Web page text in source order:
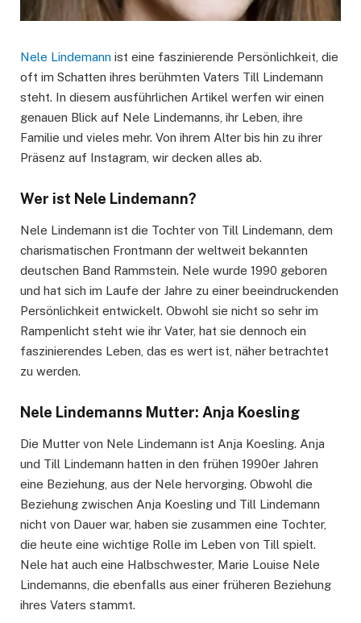
Nele Lindemann ist eine faszinierende Persönlichkeit, die
oft im Schatten ihres berühmten Vaters Till Lindemann
steht. In diesem ausführlichen Artikel werfen wir einen
genauen Blick auf Nele Lindemanns, ihr Leben, ihre
Familie und vieles mehr. Von ihrem Alter bis hin zu ihrer
Präsenz auf Instagram, wir decken alles ab.
Wer ist Nele Lindemann?
Nele Lindemann ist die Tochter von Till Lindemann, dem
charismatischen Frontmann der weltweit bekannten
deutschen Band Rammstein. Nele wurde 1990 geboren
und hat sich im Laufe der Jahre zu einer beeindruckenden
Persönlichkeit entwickelt. Obwohl sie nicht so sehr im
Rampenlicht steht wie ihr Vater, hat sie dennoch ein
faszinierendes Leben, das es wert ist, näher betrachtet
zu werden.
Nele Lindemanns Mutter: Anja Koesling
Die Mutter von Nele Lindemann ist Anja Koesling. Anja
und Till Lindemann hatten in den frühen 1990er Jahren
eine Beziehung, aus der Nele hervorging. Obwohl die
Beziehung zwischen Anja Koesling und Till Lindemann
nicht von Dauer war, haben sie zusammen eine Tochter,
die heute eine wichtige Rolle im Leben von Till spielt.
Nele hat auch eine Halbschwester, Marie Louise Nele
Lindemanns, die ebenfalls aus einer früheren Beziehung
ihres Vaters stammt.